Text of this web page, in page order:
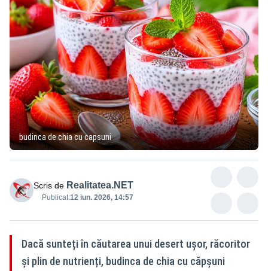
budinca de chia cu capsuni
Scris de Realitatea.NET
Publicat:12 iun. 2026, 14:57
Dacă sunteți în căutarea unui desert ușor, răcoritor
și plin de nutrienți, budinca de chia cu căpșuni